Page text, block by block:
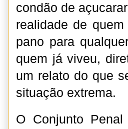
condão de
realidade de
pano para
quem já viveu,
um relato do que
situação extrema.
O Conjunto